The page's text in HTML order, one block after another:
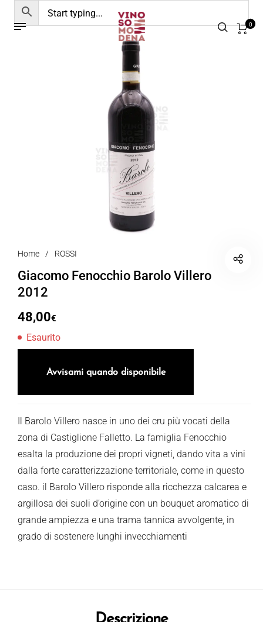
0
Home / ROSSI
Giacomo Fenocchio Barolo Villero
2012
48,00€
Esaurito
Avvisami quando disponibile
Il Barolo Villero nasce in uno dei cru più vocati della
zona di Castiglione Falletto. La famiglia Fenocchio
esalta la produzione dei propri vigneti, dando vita a vini
dalla forte caratterizzazione territoriale, come in questo
caso. il Barolo Villero risponde alla ricchezza calcarea e
argillosa dei suoli d’origine con un bouquet aromatico di
grande ampiezza e una trama tannica avvolgente, in
grado di sostenere lunghi invecchiamenti